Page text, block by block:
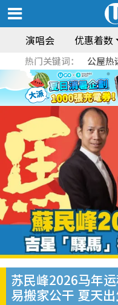
演唱会 优惠着数
热门关键词： 公屋热
苏民峰2026马年
易搬家公干 夏天出